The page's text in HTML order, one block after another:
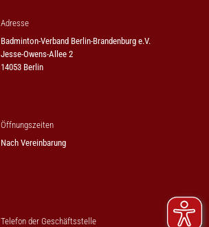
Adresse
Badminton-Verband Berlin-Brandenburg e.V.
Jesse-Owens-Allee 2
14053 Berlin
Öffnungszeiten
Nach Vereinbarung
Telefon der Geschäftsstelle